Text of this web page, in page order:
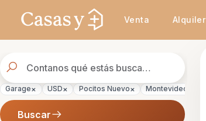
Venta Alquiler
de
propiedades
Garage× USD× Pocitos Nuevo× Montevideo
Buscar